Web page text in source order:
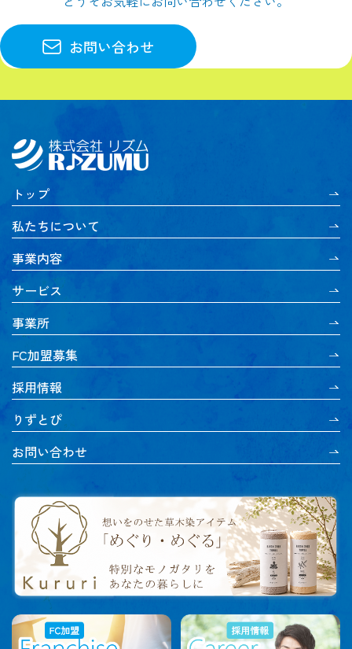
お問い合わせ
トップ
私たちについて
事業内容
サービス
事業所
FC加盟募集
採用情報
りずとぴ
お問い合わせ